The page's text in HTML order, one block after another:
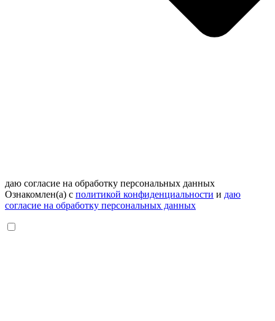
даю согласие на обработку персональных данных
Ознакомлен(а) с политикой конфиденциальности и даю
согласие на обработку персональных данных